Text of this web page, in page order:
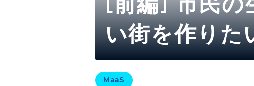
[前編] 市民の
い街を作りた
す未来の都市
MaaS